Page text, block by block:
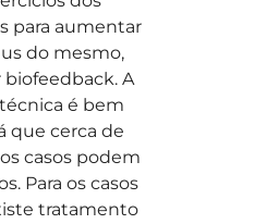
para aumentar
do mesmo,
biofeedback. A
é bem
que cerca de
casos podem
Para os casos
tratamento